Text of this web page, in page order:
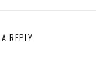
REPLY